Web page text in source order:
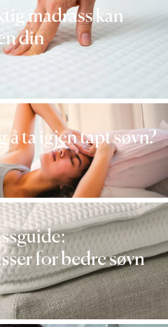
madrass kan
din
å ta igjen tapt søvn?
for bedre søvn